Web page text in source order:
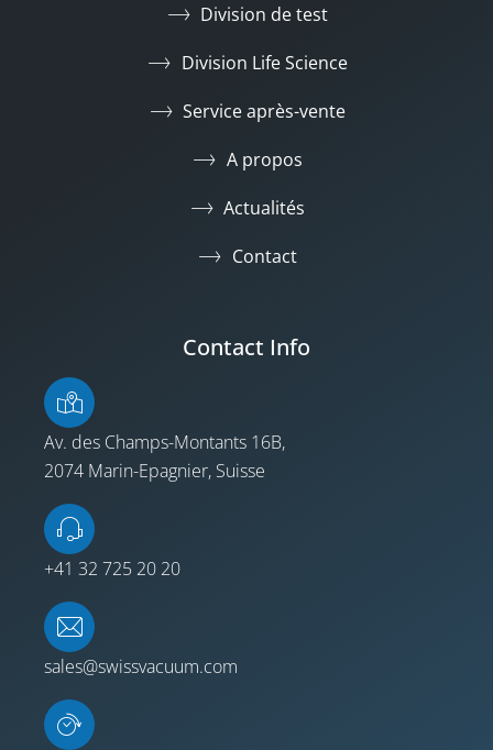
Division de test
Division Life Science
Service après-vente
A propos
Actualités
Contact
Contact Info
Av. des Champs-Montants 16B,
2074 Marin-Epagnier, Suisse
+41 32 725 20 20
sales@swissvacuum.com